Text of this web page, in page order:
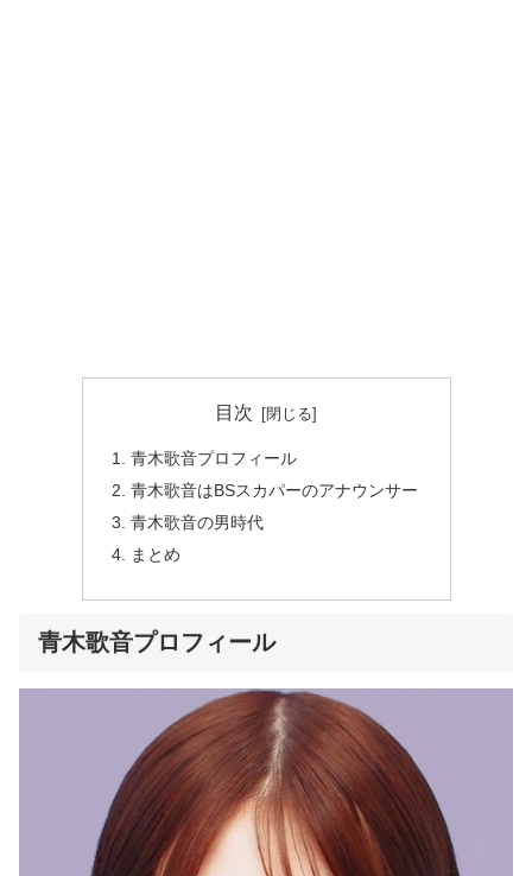
目次
青木歌音プロフィール
青木歌音はBSスカパーのアナウンサー
青木歌音の男時代
まとめ
青木歌音プロフィール